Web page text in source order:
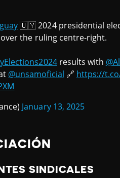
🇺🇾 2024 presidential
over the ruling centre-right.
results with
@unsamoficial 🔗 https://
January 13, 2025
SINDICALES